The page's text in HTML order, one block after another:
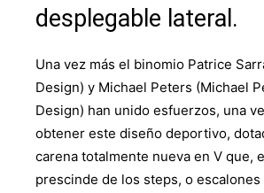
desplegable lateral.
Una vez más el binomio Patrice
Design) y Michael Peters (Michael
Design) han unido esfuerzos, una
obtener este diseño deportivo,
carena totalmente nueva en V que,
prescinde de los steps, o